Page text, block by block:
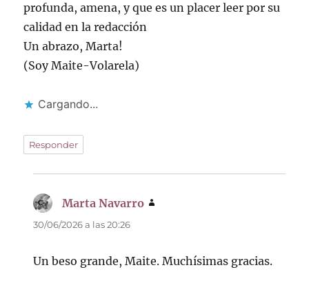
profunda, amena, y que es un placer leer por su
calidad en la redacción
Un abrazo, Marta!
(Soy Maite-Volarela)
Cargando...
Responder
Marta Navarro
30/06/2026 a las 20:26
Un beso grande, Maite. Muchísimas gracias.